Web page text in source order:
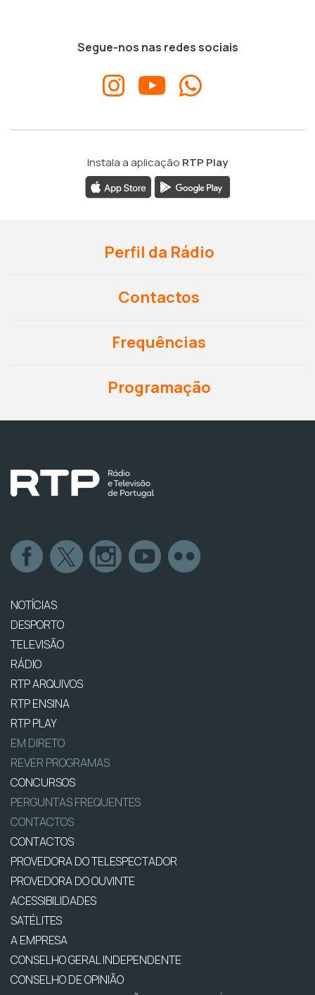
Segue-nos nas redes sociais
Instala a aplicação RTP Play
Perfil da Rádio
Contactos
Frequências
Programação
NOTÍCIAS
DESPORTO
TELEVISÃO
RÁDIO
RTP ARQUIVOS
RTP ENSINA
RTP PLAY
EM DIRETO
REVER PROGRAMAS
CONCURSOS
PERGUNTAS FREQUENTES
CONTACTOS
CONTACTOS
PROVEDORA DO TELESPECTADOR
PROVEDORA DO OUVINTE
ACESSIBILIDADES
SATÉLITES
A EMPRESA
CONSELHO GERAL INDEPENDENTE
CONSELHO DE OPINIÃO